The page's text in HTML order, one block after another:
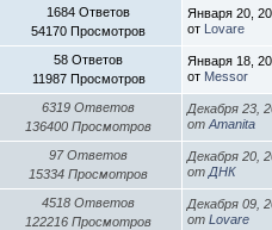
1684 Ответов
54170 Просмотров
Января 20,
от Lovare
58 Ответов
11987 Просмотров
Января 18,
от Messor
6319 Ответов
136400 Просмотров
Декабря 23,
отAmanita
97 Ответов
15334 Просмотров
Декабря 20,
отДНК
4518 Ответов
122216 Просмотров
Декабря 09,
отLovare